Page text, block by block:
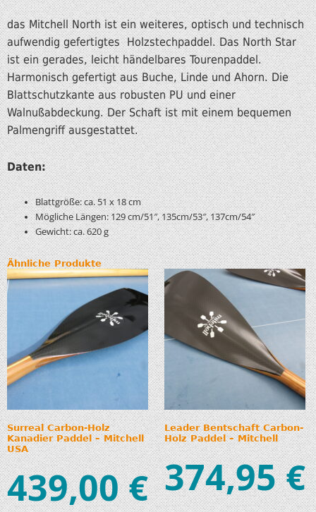
das Mitchell North ist ein weiteres, optisch und technisch
aufwendig gefertigtes Holzstechpaddel. Das North Star
ist ein gerades, leicht händelbares Tourenpaddel.
Harmonisch gefertigt aus Buche, Linde und Ahorn. Die
Blattschutzkante aus robusten PU und einer
Walnußabdeckung. Der Schaft ist mit einem bequemen
Palmengriff ausgestattet.
Daten:
Blattgröße: ca. 51 x 18 cm
Mögliche Längen: 129 cm/51″, 135cm/53″, 137cm/54″
Gewicht: ca. 620 g
Ähnliche Produkte
Surreal Carbon-Holz
Kanadier Paddel – Mitchell
USA
439,00€
Leader Bentschaft Carbon-
Holz Paddel – Mitchell
374,95€